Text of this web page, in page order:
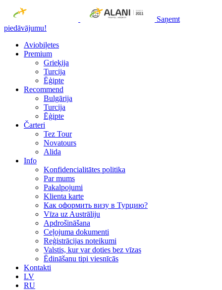
Saņemt
piedāvājumu!
Aviobiļetes
Premium
Grieķija
Turcija
Ēģipte
Recommend
Bulgārija
Turcija
Ēģipte
Čarteri
Tez Tour
Novatours
Alida
Info
Konfidencialitātes politika
Par mums
Рakalpojumi
Klienta karte
Как оформить визу в Турцию?
Vīza uz Austrāliju
Apdrošināšana
Ceļojuma dokumenti
Reģistrācijas noteikumi
Valstis, kur var doties bez vīzas
Ēdināšanu tipi viesnīcās
Kontakti
LV
RU